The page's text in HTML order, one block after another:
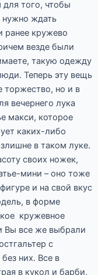
того, чтобы
нужно ждать
кружево
везде были
такую одежду
Теперь эту вещь
торжество, но и в
вечернего лука
макси, которое
каких-либо
в таком луке.
своих ножек,
мини – оно тоже
и на свой вкус
в форме
кружевное
Вы все же выбрали
с
них. Все в
в кукол и барби,